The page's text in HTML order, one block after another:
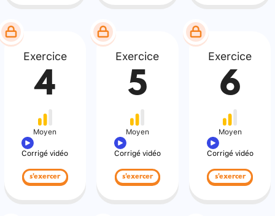
Exercice
4
Moyen
Corrigé vidéo
s'exercer
Exercice
5
Moyen
Corrigé vidéo
s'exercer
Exercice
6
Moyen
Corrigé vidéo
s'exercer